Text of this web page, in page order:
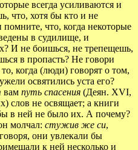
всегда усиливаются и
что, хотя бы кто и не
что, когда некоторые
в судилище, и
И не боишься, не трепещешь,
в пропасть? Не говори
когда (люди) говорят о том,
освятились уста его?
вам путь спасения (Деян. XVI,
слов не освящает; а книги
в ней не было их. А почему?
молчал: стужив же си,
они увлекали бы
к ней несколько и